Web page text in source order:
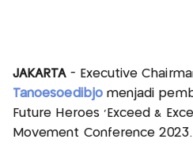
JAKARTA- Executive
Tanoesoedibjomenjadi
Future Heroes 'Exceed &
Movement Conference 2023.